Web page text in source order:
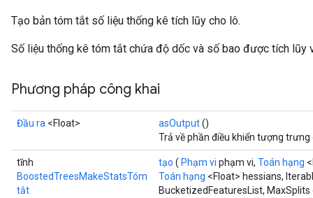
Tạo bản tóm tắt số liệu thống kê tích lũy cho lô.
Số liệu thống kê tóm tắt chứa độ dốc và số bao được tích lũy
Phương pháp công khai
Đầu ra <Float> asOutput()
Trả về phần điều khiển tượng
tĩnh
BoostedTreesMakeStatsTóm
tắt
tạo ( Phạm vi phạm vi, Toán hạng
Toán hạng <Float> hessians,
BucketizedFeaturesList, MaxSplits